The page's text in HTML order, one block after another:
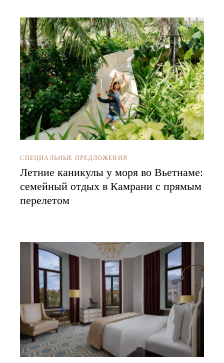
СПЕЦИАЛЬНЫЕ ПРЕДЛОЖЕНИЯ
Летние каникулы у моря во Вьетнаме:
семейный отдых в Камрани с прямым
перелетом